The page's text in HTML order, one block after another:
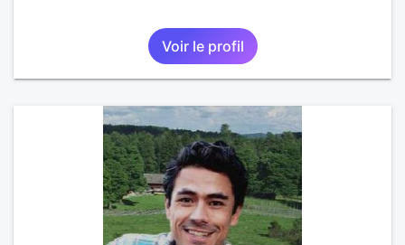
Voir le profil